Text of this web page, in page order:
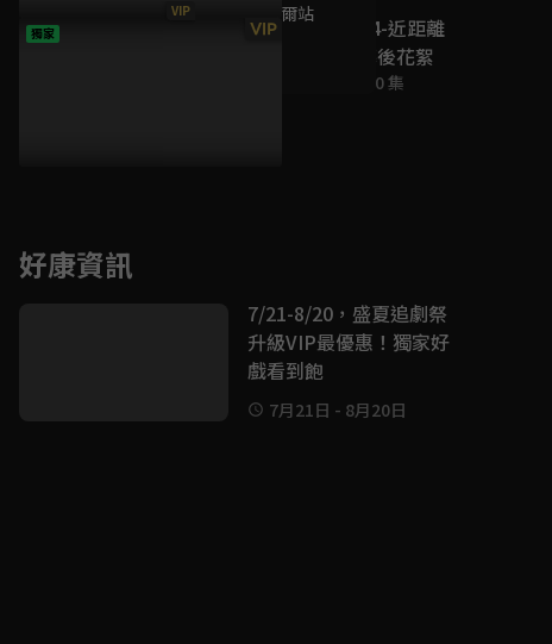
VIP FM Vlog-首爾站
VIP
獨家
《HIStory4-近距離
愛上你》幕後花絮
已完結 / 共 10 集
好康資訊
7/21-8/20，盛夏追劇祭
升級VIP最優惠！獨家好
戲看到飽
7月21日 - 8月20日